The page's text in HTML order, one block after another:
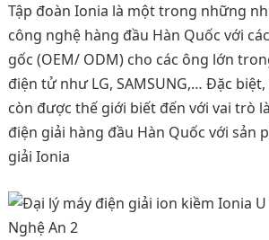
Tập đoàn Ionia là một trong những
công nghệ hàng đầu Hàn Quốc với
gốc (OEM/ ODM) cho các ông lớn
điện tử như LG, SAMSUNG,… Đặc
còn được thế giới biết đến với vai trò
điện giải hàng đầu Hàn Quốc với sản
giải Ionia